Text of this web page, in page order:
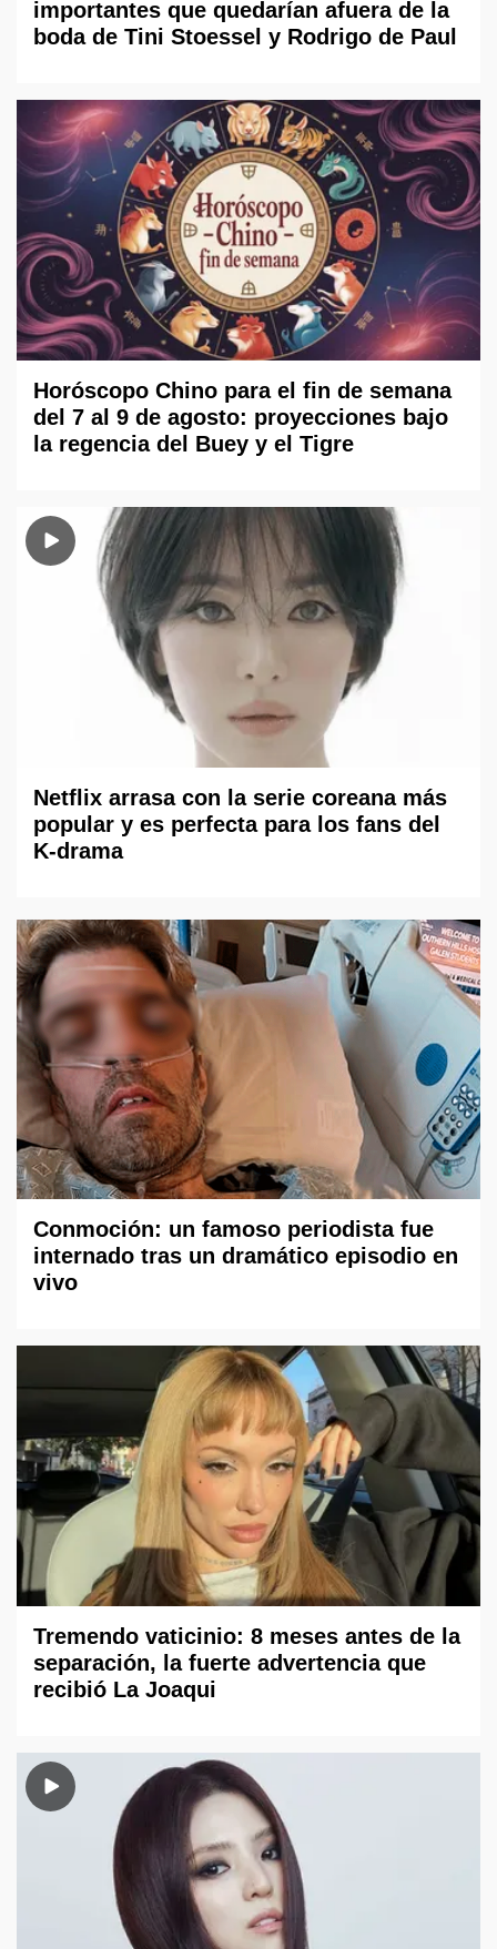
importantes que quedarían afuera de la
boda de Tini Stoessel y Rodrigo de Paul
Horóscopo Chino para el fin de semana
del 7 al 9 de agosto: proyecciones bajo
la regencia del Buey y el Tigre
Netflix arrasa con la serie coreana más
popular y es perfecta para los fans del
K-drama
Conmoción: un famoso periodista fue
internado tras un dramático episodio en
vivo
Tremendo vaticinio: 8 meses antes de la
separación, la fuerte advertencia que
recibió La Joaqui